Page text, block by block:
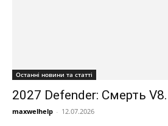
Останні новини та статті
2027 Defender: Смерть
maxwelhelp - 12.07.2026